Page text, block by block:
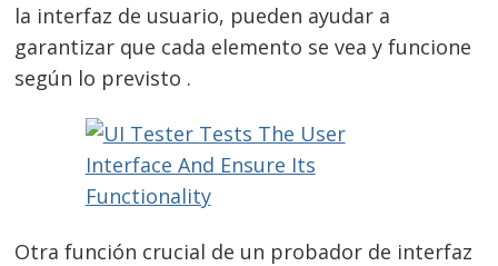
la interfaz de usuario, pueden ayudar a
garantizar que cada elemento se vea y funcione
según lo previsto .
Otra función crucial de un probador de interfaz